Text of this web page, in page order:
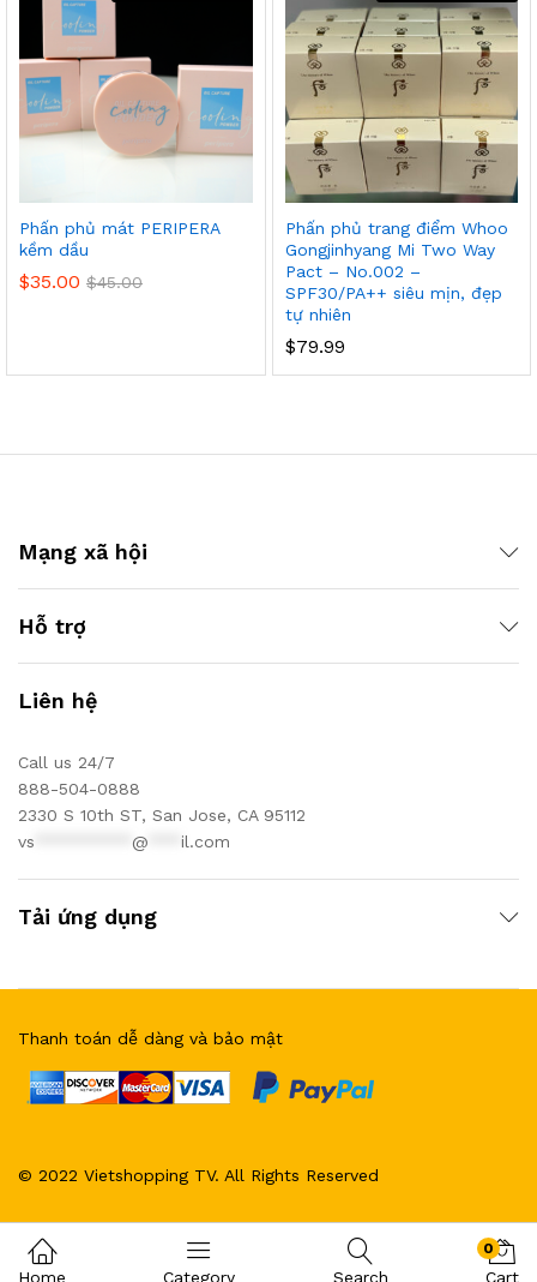
Phấn phủ mát PERIPERA
kềm dầu
$35.00 $45.00
Phấn phủ trang điểm Whoo
Gongjinhyang Mi Two Way
Pact – No.002 –
SPF30/PA++ siêu mịn, đẹp
tự nhiên
$79.99
Mạng xã hội
Hỗ trợ
Liên hệ
Call us 24/7
888-504-0888
2330 S 10th ST, San Jose, CA 95112
vs
@ il.com
Tải ứng dụng
© 2022 Vietshopping TV. All Rights Reserved
Thanh toán dễ dàng và bảo mật
Home Category Search
0
Cart